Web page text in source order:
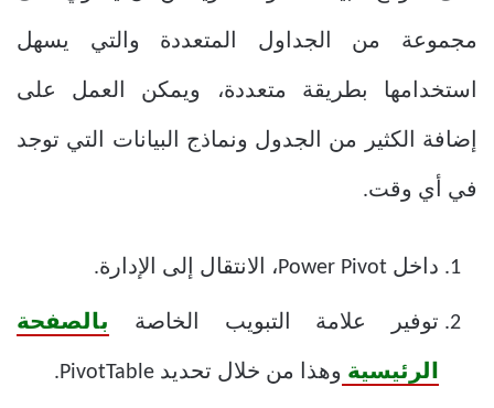
مجموعة من الجداول المتعددة والتي يسهل
استخدامها بطريقة متعددة، ويمكن العمل على
إضافة الكثير من الجدول ونماذج البيانات التي توجد
في أي وقت.
داخل Power Pivot، الانتقال إلى الإدارة.
توفير علامة التبويب الخاصة بالصفحة
الرئيسية وهذا من خلال تحديد PivotTable.